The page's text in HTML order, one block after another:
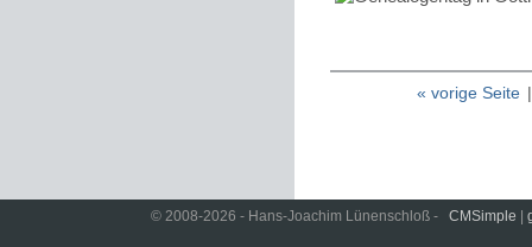
« vorige Seite
© 2008-2026 - Hans-Joachim Lünenschloß - CMSimple